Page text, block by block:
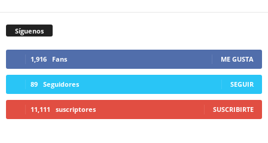
Síguenos
1,916 Fans ME GUSTA
89 Seguidores SEGUIR
11,111 suscriptores SUSCRIBIRTE